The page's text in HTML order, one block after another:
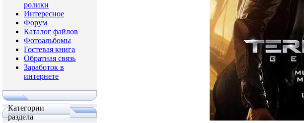
ролики
Интересное
Форум
Каталог файлов
Фотоальбомы
Гостевая книга
Обратная связь
Заработок в
интернете
Категории
раздела